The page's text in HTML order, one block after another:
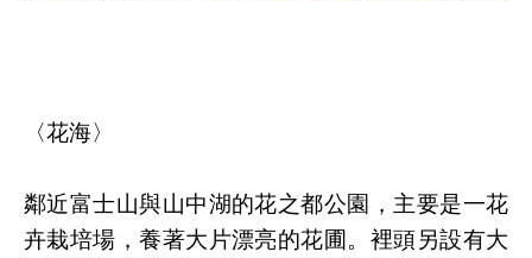
〈花海〉
鄰近富士山與山中湖的花之都公園，主要是一花
卉栽培場，養著大片漂亮的花圃。裡頭另設有大